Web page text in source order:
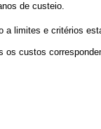
de custeio.
limites e critérios
os custos